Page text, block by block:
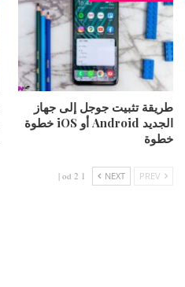
طريقة تثبيت جوجل إلى جهاز
الجديد Android أو iOS خطوة
خطوة
NEXT
1 od 2 |